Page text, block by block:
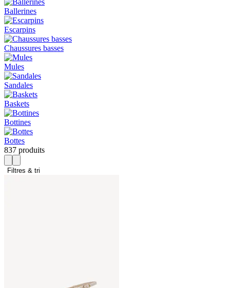
Ballerines
Escarpins
Chaussures basses
Mules
Sandales
Baskets
Bottines
Bottes
837 produits